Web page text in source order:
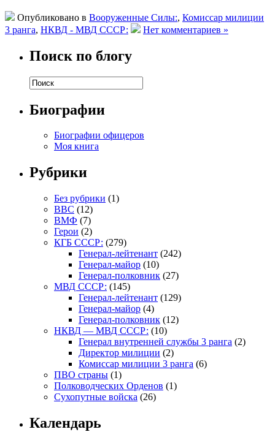
Опубликовано в Вооруженные Силы:, Комиссар милиции
3 ранга, НКВД - МВД СССР: Нет комментариев »
Поиск по блогу
Биографии
Биографии офицеров
Моя книга
Рубрики
Без рубрики (1)
ВВС (12)
ВМФ (7)
Герои (2)
КГБ СССР: (279)
Генерал-лейтенант (242)
Генерал-майор (10)
Генерал-полковник (27)
МВД СССР: (145)
Генерал-лейтенант (129)
Генерал-майор (4)
Генерал-полковник (12)
НКВД — МВД СССР: (10)
Генерал внутренней службы 3 ранга (2)
Директор милиции (2)
Комиссар милиции 3 ранга (6)
ПВО страны (1)
Полководческих Орденов (1)
Сухопутные войска (26)
Календарь